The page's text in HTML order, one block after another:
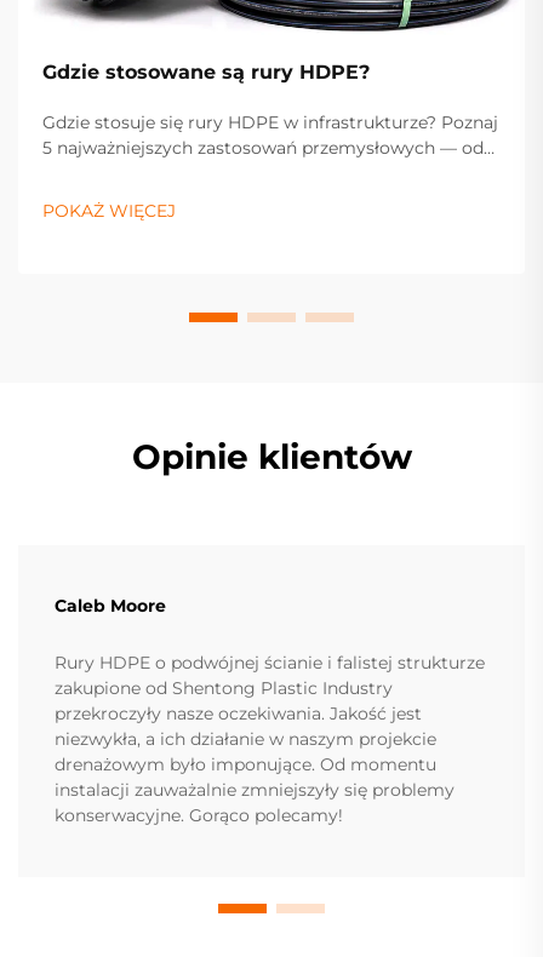
Gdzie stosowane są rury HDPE?
Gdzie stosuje się rury HDPE w infrastrukturze? Poznaj
5 najważniejszych zastosowań przemysłowych — od
drenaż i rolnictwo. Zoptymalizuj teraz specyfikację
swojego projektu.
POKAŻ WIĘCEJ
Opinie klientów
Caleb Moore
Rury HDPE o podwójnej ścianie i falistej strukturze
zakupione od Shentong Plastic Industry
przekroczyły nasze oczekiwania. Jakość jest
niezwykła, a ich działanie w naszym projekcie
drenażowym było imponujące. Od momentu
instalacji zauważalnie zmniejszyły się problemy
konserwacyjne. Gorąco polecamy!